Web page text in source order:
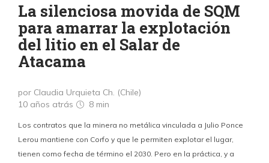
La silenciosa movida de SQM
para amarrar la explotación
del litio en el Salar de
Atacama
por Claudia Urquieta Ch. (Chile)
10 años atrás
8 min
Los contratos que la minera no metálica vinculada a Julio Ponce
Lerou mantiene con Corfo y que le permiten explotar el lugar,
tienen como fecha de término el 2030. Pero en la práctica, y a